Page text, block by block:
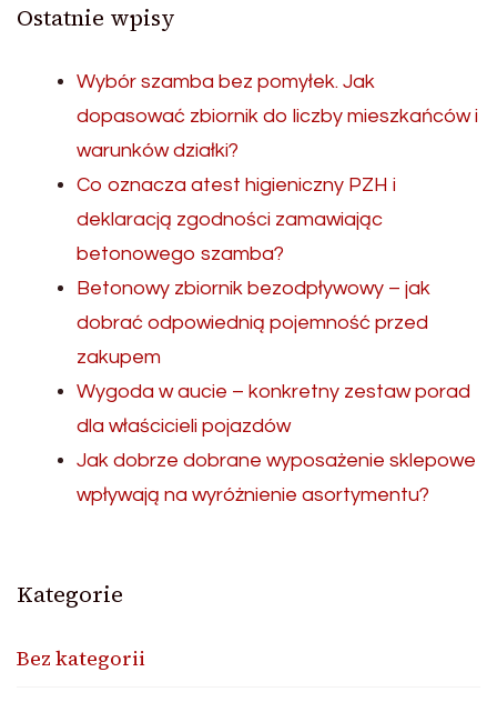
Ostatnie wpisy
Wybór szamba bez pomyłek. Jak
dopasować zbiornik do liczby mieszkańców i
warunków działki?
Co oznacza atest higieniczny PZH i
deklaracją zgodności zamawiając
betonowego szamba?
Betonowy zbiornik bezodpływowy – jak
dobrać odpowiednią pojemność przed
zakupem
Wygoda w aucie – konkretny zestaw porad
dla właścicieli pojazdów
Jak dobrze dobrane wyposażenie sklepowe
wpływają na wyróżnienie asortymentu?
Kategorie
Bez kategorii